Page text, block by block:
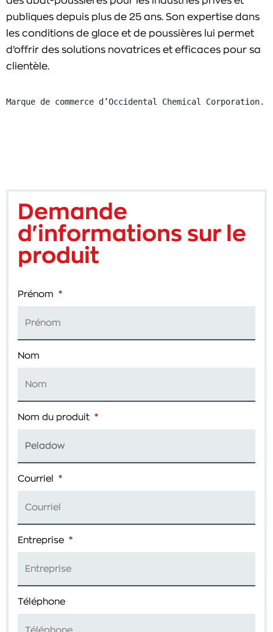
publiques depuis plus de 25 ans. Son expertise dans
les conditions de glace et de poussières lui permet
d’offrir des solutions novatrices et efficaces pour sa
clientèle.
Marque de commerce d’Occidental Chemical Corporation.
Demande
d'informations sur le
produit
Prénom *
Nom
Nom du produit *
Courriel *
Entreprise *
Téléphone